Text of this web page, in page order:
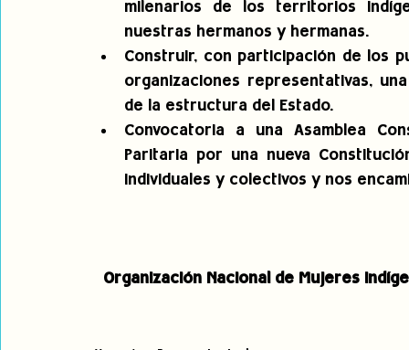
milenarios de los territorios
nuestras hermanos y hermanas.
Construir, con participación de los
organizaciones representativas,
de la estructura del Estado.
Convocatoria a una Asamblea
Paritaria por una nueva
individuales y colectivos y nos
Organización Nacional de Mujeres